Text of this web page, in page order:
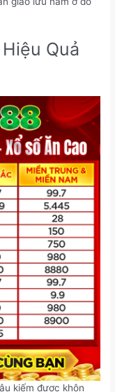
Quả
kiếm được khôn